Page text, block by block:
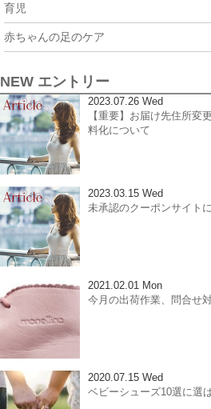
育児
赤ちゃんの足のケア
NEW エントリー
2023.07.26 Wed
【重要】お届け先住所変
料化について
2023.03.15 Wed
未承認のクーポンサイト
2021.02.01 Mon
今月の出荷作業、問合せ
2020.07.15 Wed
ベビーシューズ10選に選